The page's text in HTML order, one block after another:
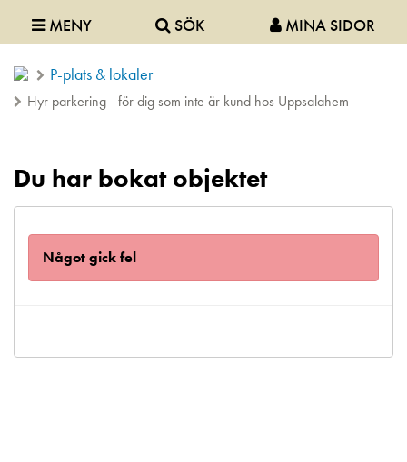
MENY SÖK MINA SIDOR
P-plats & lokaler
Hyr parkering - för dig som inte är kund hos Uppsalahem
Du har bokat objektet
Något gick fel